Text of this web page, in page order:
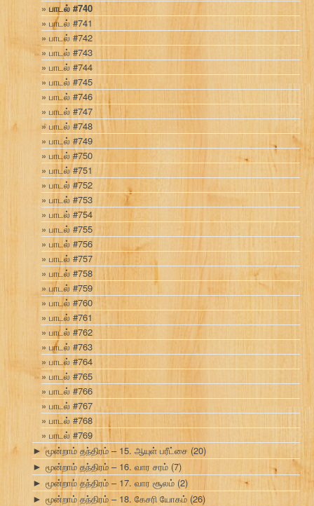
பாடல் #740
பாடல் #741
பாடல் #742
பாடல் #743
பாடல் #744
பாடல் #745
பாடல் #746
பாடல் #747
பாடல் #748
பாடல் #749
பாடல் #750
பாடல் #751
பாடல் #752
பாடல் #753
பாடல் #754
பாடல் #755
பாடல் #756
பாடல் #757
பாடல் #758
பாடல் #759
பாடல் #760
பாடல் #761
பாடல் #762
பாடல் #763
பாடல் #764
பாடல் #765
பாடல் #766
பாடல் #767
பாடல் #768
பாடல் #769
► மூன்றாம் தந்திரம் – 15. ஆயுள் பரீட்சை (20)
► மூன்றாம் தந்திரம் – 16. வார சரம் (7)
► மூன்றாம் தந்திரம் – 17. வார சூலம் (2)
► மூன்றாம் தந்திரம் – 18. கேசரி யோகம் (26)